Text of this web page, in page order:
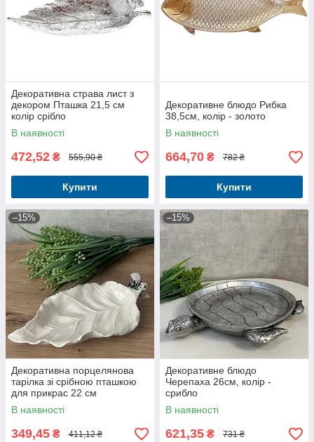
Декоративна страва лист з
декором Пташка 21,5 см
колір срібло
В наявності
472,52 ₴ 555,90 ₴
Купити
Декоративне блюдо Рибка
38,5см, колір - золото
В наявності
664,70 ₴ 782 ₴
Купити
–15%
Декоративна порцелянова
тарілка зі срібною пташкою
для прикрас 22 см
В наявності
349,45 ₴ 411,12 ₴
–15%
Декоративне блюдо
Черепаха 26см, колір -
срибло
В наявності
621,35 ₴ 731 ₴